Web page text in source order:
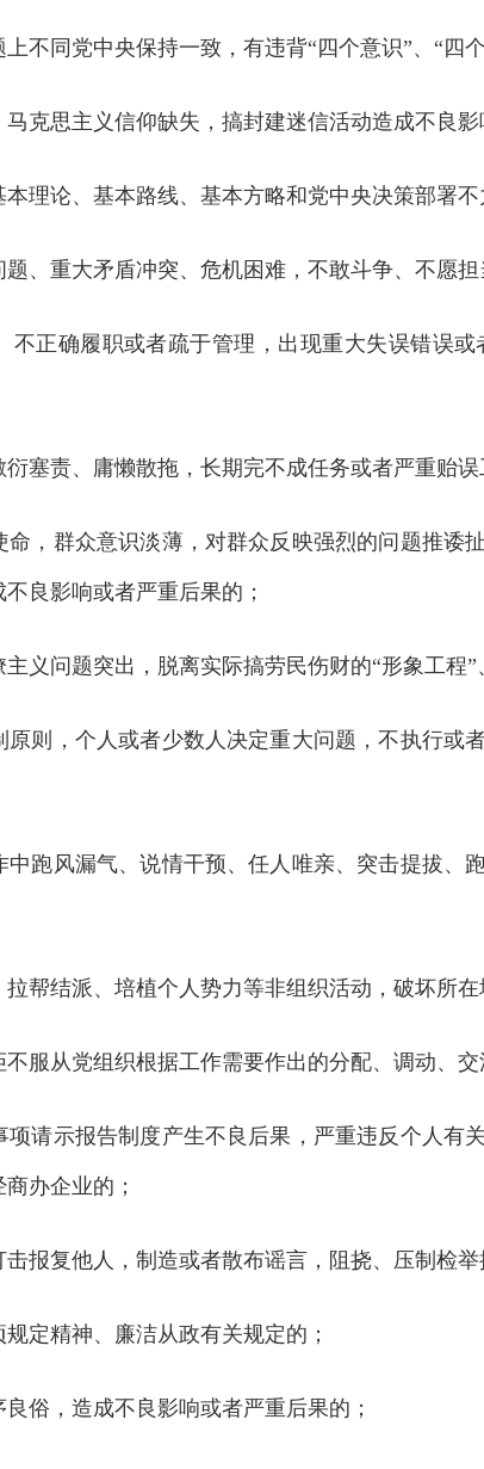
同党中央保持一致，有违背“四个意识”、“四个
思主义信仰缺失，搞封建迷信活动造成不良影
论、基本路线、基本方略和党中央决策部署不
重大矛盾冲突、危机困难，不敢斗争、不愿担
确履职或者疏于管理，出现重大失误错误或
责、庸懒散拖，长期完不成任务或者严重贻误
群众意识淡薄，对群众反映强烈的问题推诿
良影响或者严重后果的；
问题突出，脱离实际搞劳民伤财的“形象工程”
，个人或者少数人决定重大问题，不执行或
风漏气、说情干预、任人唯亲、突击提拔、
结派、培植个人势力等非组织活动，破坏所在
从党组织根据工作需要作出的分配、调动、交
示报告制度产生不良后果，严重违反个人有
办企业的；
复他人，制造或者散布谣言，阻挠、压制检举
精神、廉洁从政有关规定的；
，造成不良影响或者严重后果的；